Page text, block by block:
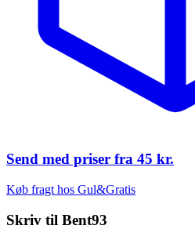
Send med priser fra 45 kr.
Køb fragt hos Gul&Gratis
Skriv til Bent93